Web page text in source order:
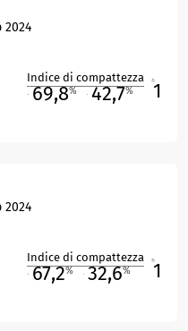
2024
Indice di compattezza
69,8% 42,7% 1
2024
Indice di compattezza
67,2% 32,6% 1